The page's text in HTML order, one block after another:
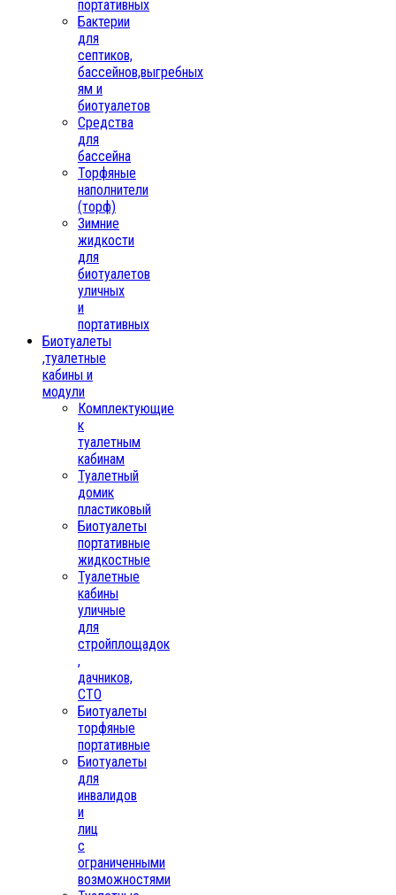
портативных
Бактерии
для
септиков,
бассейнов,выгребных
ям и
биотуалетов
Средства
для
бассейна
Торфяные
наполнители
(торф)
Зимние
жидкости
для
биотуалетов
уличных
и
портативных
Биотуалеты
,туалетные
кабины и
модули
Комплектующие
к
туалетным
кабинам
Туалетный
домик
пластиковый
Биотуалеты
портативные
жидкостные
Туалетные
кабины
уличные
для
стройплощадок
,
дачников,
СТО
Биотуалеты
торфяные
портативные
Биотуалеты
для
инвалидов
и
лиц
с
ограниченными
возможностями